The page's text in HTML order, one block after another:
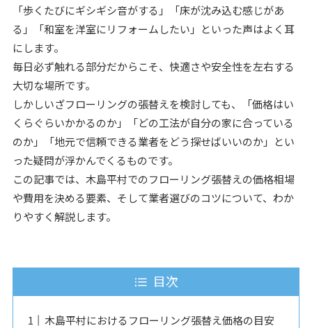
「歩くたびにギシギシ音がする」「床が沈み込む感じがあ
る」「和室を洋室にリフォームしたい」といった声はよく耳
にします。
毎日必ず触れる部分だからこそ、快適さや安全性を左右する
大切な場所です。
しかしいざフローリングの張替えを検討しても、「価格はい
くらぐらいかかるのか」「どの工法が自分の家に合っている
のか」「地元で信頼できる業者をどう探せばいいのか」とい
った疑問が浮かんでくるものです。
この記事では、木島平村でのフローリング張替えの価格相場
や費用を決める要素、そして業者選びのコツについて、わか
りやすく解説します。
目次
木島平村におけるフローリング張替え価格の目安